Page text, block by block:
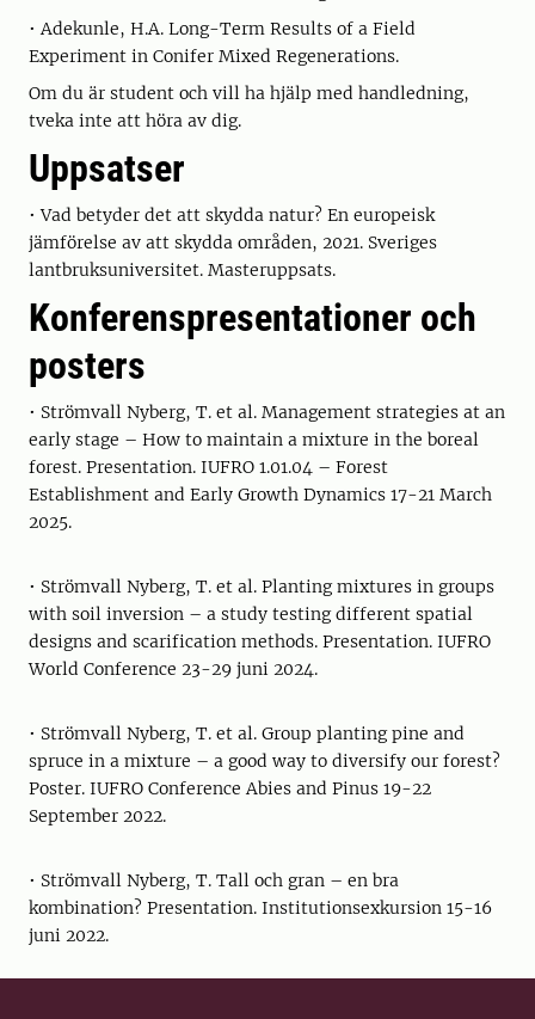
• Adekunle, H.A. Long-Term Results of a Field
Experiment in Conifer Mixed Regenerations.
Om du är student och vill ha hjälp med handledning,
tveka inte att höra av dig.
Uppsatser
• Vad betyder det att skydda natur? En europeisk
jämförelse av att skydda områden, 2021. Sveriges
lantbruksuniversitet. Masteruppsats.
Konferenspresentationer och
posters
• Strömvall Nyberg, T. et al. Management strategies at an
early stage – How to maintain a mixture in the boreal
forest. Presentation. IUFRO 1.01.04 – Forest
Establishment and Early Growth Dynamics 17-21 March
2025.
• Strömvall Nyberg, T. et al. Planting mixtures in groups
with soil inversion – a study testing different spatial
designs and scarification methods. Presentation. IUFRO
World Conference 23-29 juni 2024.
• Strömvall Nyberg, T. et al. Group planting pine and
spruce in a mixture – a good way to diversify our forest?
Poster. IUFRO Conference Abies and Pinus 19-22
September 2022.
• Strömvall Nyberg, T. Tall och gran – en bra
kombination? Presentation. Institutionsexkursion 15-16
juni 2022.